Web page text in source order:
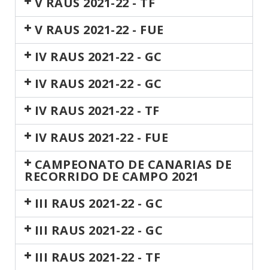
V RAUS 2021-22 - FUE
IV RAUS 2021-22 - GC
IV RAUS 2021-22 - GC
IV RAUS 2021-22 - TF
IV RAUS 2021-22 - FUE
CAMPEONATO DE CANARIAS DE
RECORRIDO DE CAMPO 2021
III RAUS 2021-22 - GC
III RAUS 2021-22 - GC
III RAUS 2021-22 - TF